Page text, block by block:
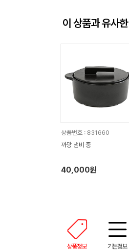
이 상품과 유사한
상품번호 : 831660
까망 냄비 중
40,000원
상품정보 기본정보